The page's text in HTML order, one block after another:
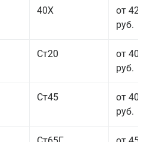
40Х
от 42
руб.
Ст20
от 40
руб.
Ст45
от 40
руб.